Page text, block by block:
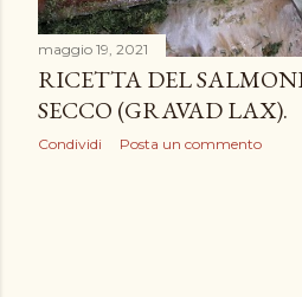
maggio 19, 2021
RICETTA DEL
SECCO (GRAVAD LAX).
Condividi Posta un commento